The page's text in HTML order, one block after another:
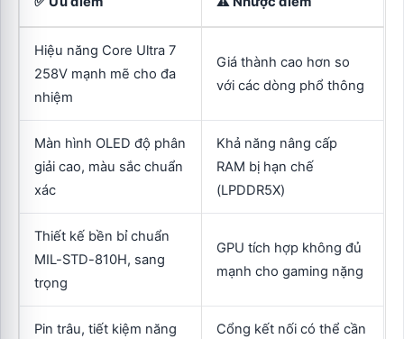
Hiệu năng Core Ultra 7
258V mạnh mẽ cho đa
nhiệm
Giá thành cao hơn so
với các dòng phổ thông
Màn hình OLED độ phân
giải cao, màu sắc chuẩn
xác
Khả năng nâng cấp
RAM bị hạn chế
(LPDDR5X)
Thiết kế bền bỉ chuẩn
MIL-STD-810H, sang
trọng
GPU tích hợp không đủ
mạnh cho gaming nặng
Pin trâu, tiết kiệm năng
Cổng kết nối có thể cần